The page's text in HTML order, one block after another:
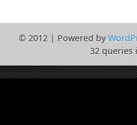
© 2012 | Powered by
32 queries